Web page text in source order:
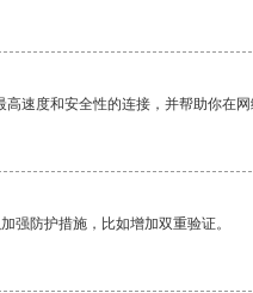
速度和安全性的连接，并帮助你在网
强防护措施，比如增加双重验证。